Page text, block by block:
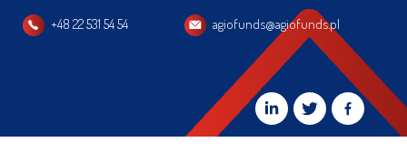
+48 22 531 54 54 agiofunds@agiofunds.pl